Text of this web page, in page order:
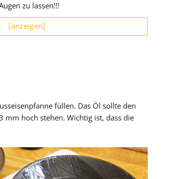
zu lassen!!!
[anzeigen]
füllen. Das Öl sollte den
mm hoch stehen. Wichtig ist, dass die